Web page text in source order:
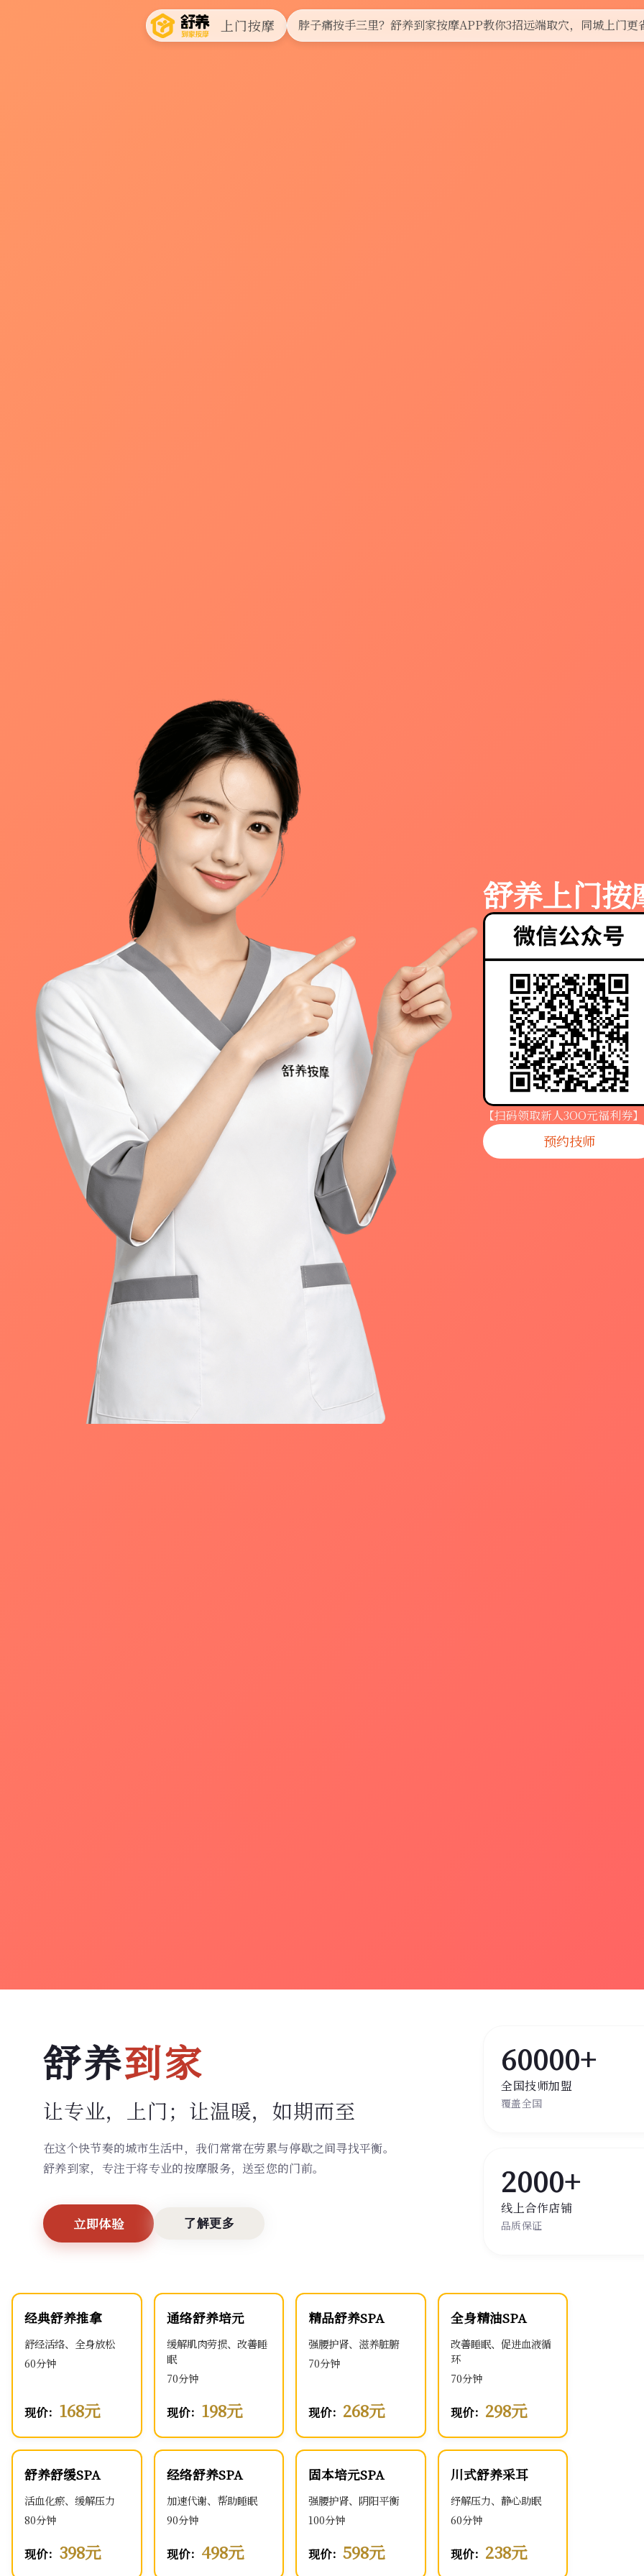
上门按摩 脖子痛按手三里？舒养到家按摩APP教你3招远端取穴，同城上门更
舒养上门按
【扫码领取新人3OO元福利券】
预约技师
舒养到家
让专业，上门； 让温暖，如期而至
在这个快节奏的城市生活中，我们常常在劳累与停歇之间寻找平衡。
舒养到家，专注于将专业的按摩服务，送至您的门前。
立即体验 了解更多
60000+
全国技师加盟
覆盖全国
2000+
线上合作店铺
品质保证
经典舒养推拿
舒经活络、全身放松
60分钟
现价： 168元
通络舒养培元
缓解肌肉劳损、改善睡
眠
70分钟
现价： 198元
精品舒养SPA
强腰护肾、滋养脏腑
70分钟
现价： 268元
全身精油SPA
改善睡眠、促进血液循
环
70分钟
现价： 298元
舒养舒缓SPA
活血化瘀、缓解压力
80分钟
现价： 398元
经络舒养SPA
加速代谢、帮助睡眠
90分钟
现价： 498元
固本培元SPA
强腰护肾、阴阳平衡
100分钟
现价：598元
川式舒养采耳
纾解压力、静心助眠
60分钟
现价： 238元